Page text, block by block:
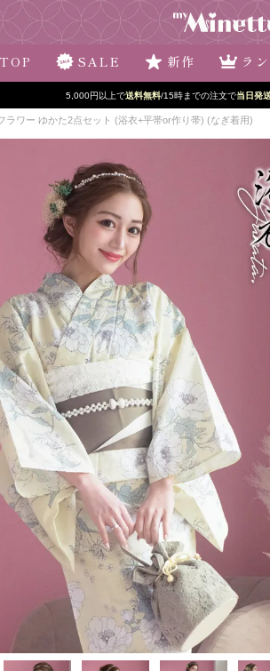
SALE 新作 ラ
5,000円以上で送料無料/15時までの注文で当日発
ラワー ゆかた2点セット (浴衣+平帯or作り帯) (なぎ着用)